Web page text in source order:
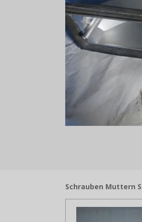
Schrauben Muttern